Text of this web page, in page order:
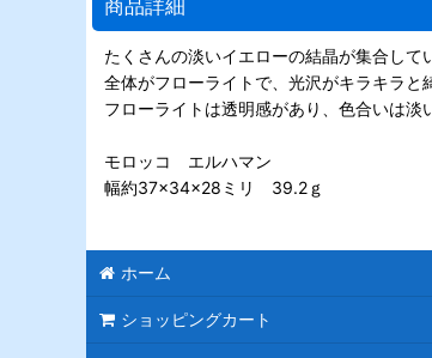
商品詳細
たくさんの淡いイエローの結晶が集合して
全体がフローライトで、光沢がキラキラと
フローライトは透明感があり、色合いは淡
モロッコ エルハマン
幅約37×34×28ミリ 39.2ｇ
ホーム
ショッピングカート